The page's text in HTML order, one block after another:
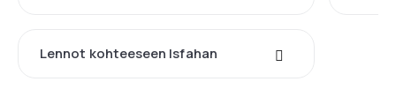
Lennot kohteeseen Isfahan